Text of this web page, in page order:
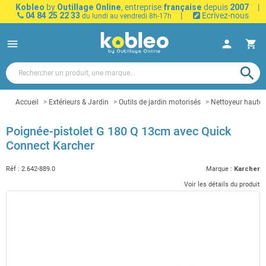
Kobleo by Outillage Online, entreprise française depuis 2007
|
04 84 25 22 33 du lundi au vendredi 8h-17h | Ecrivez-nous
menu person shopping_cart
search
Accueil Extérieurs & Jardin Outils de jardin motorisés Nettoyeur haute
Poignée-pistolet G 180 Q 13cm avec Quick
Connect Karcher
Réf : 2.642-889.0 Marque : Karcher
Voir les détails du produit